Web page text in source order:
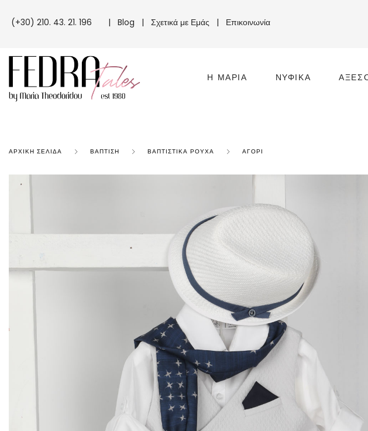
(+30) 210. 43. 21. 196 | Blog | Σχετικά με Εμάς | Επικοινωνία
Η ΜΑΡΊΑ ΝΥΦΙΚΆ
ΑΡΧΙΚΉ ΣΕΛΊΔΑ ΒΆΠΤΙΣΗ ΒΑΠΤΙΣΤΙΚΆ ΡΟΎΧΑ ΑΓΌΡΙ